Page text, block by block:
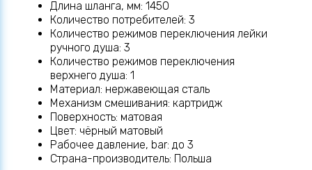
Длина шланга, мм: 1450
Количество потребителей: 3
Количество режимов переключения лейки
ручного душа: 3
Количество режимов переключения
верхнего душа: 1
Материал: нержавеющая сталь
Механизм смешивания: картридж
Поверхность: матовая
Цвет: чёрный матовый
Рабочее давление, bar: до 3
Страна-производитель: Польша